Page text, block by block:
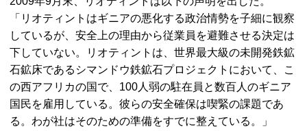
「リオティントはギニアの悪化する政治情勢を子細に観察
しているが、安全上の理由から従業員を避難させる決定は
下していない。リオティントは、世界最大級の未開発鉄鉱
石鉱床であるシマンドウ鉄鉱石プロジェクトにおいて、こ
の西アフリカの国で、100人弱の駐在員と数百人のギニア
国民を雇用している。彼らの安全確保は喫緊の課題であ
る。わが社はそのための準備をすでに整えている。」